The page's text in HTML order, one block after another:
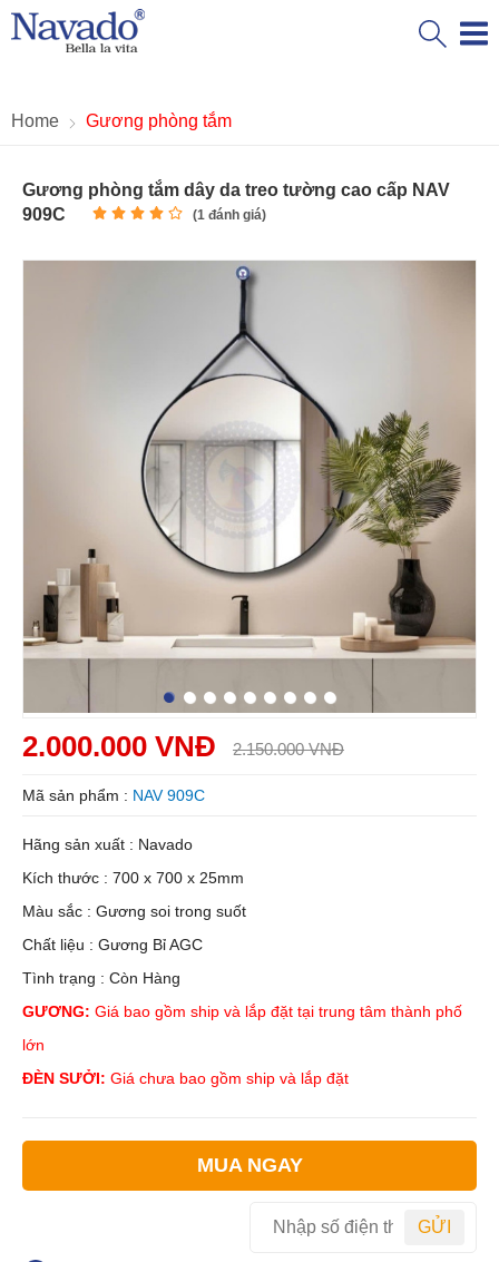
Home Gương phòng tắm
Gương phòng tắm dây da treo tường cao cấp NAV
909C
(1 đánh giá)
2.000.000 VNĐ 2.150.000 VNĐ
Mã sản phẩm : NAV 909C
Hãng sản xuất : Navado
Kích thước : 700 x 700 x 25mm
Màu sắc : Gương soi trong suốt
Chất liệu : Gương Bỉ AGC
Tình trạng : Còn Hàng
GƯƠNG: Giá bao gồm ship và lắp đặt tại trung tâm thành phố
lớn
ĐÈN SƯỞI: Giá chưa bao gồm ship và lắp đặt
MUA NGAY
GỬI